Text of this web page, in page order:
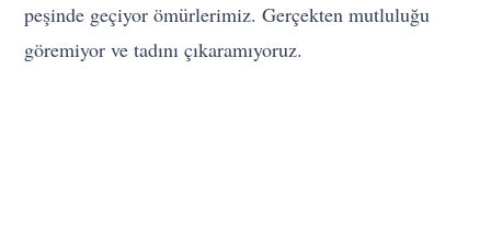
peşinde geçiyor ömürlerimiz. Gerçekten mutluluğu
göremiyor ve tadını çıkaramıyoruz.